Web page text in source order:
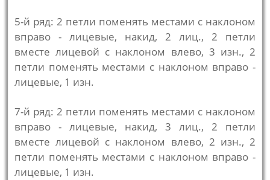
5-й ряд: 2 петли поменять местами с наклоном
вправо - лицевые, накид, 2 лиц., 2 петли
вместе лицевой с наклоном влево, 3 изн., 2
петли поменять местами с наклоном вправо -
лицевые, 1 изн.
7-й ряд: 2 петли поменять местами с наклоном
вправо - лицевые, накид, 3 лиц., 2 петли
вместе лицевой с наклоном влево, 2 изн., 2
петли поменять местами с наклоном вправо -
лицевые, 1 изн.